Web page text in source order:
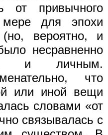
от привычного
для эпохи
(но, вероятно, и
несравненно
и личным.
что
или иной вещи
словами «от
связывалась с